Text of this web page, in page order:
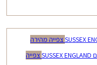
צפייה מהירה
צפייה